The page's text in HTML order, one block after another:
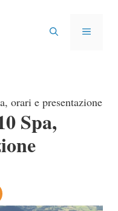
MENU
orari e presentazione
Spa,